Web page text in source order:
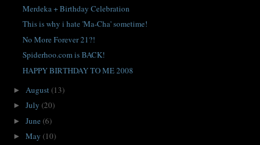
Merdeka + Birthday Celebration
This is why i hate 'Ma-Cha' sometime!
No More Forever 21?!
Spiderhoo.com is BACK!
HAPPY BIRTHDAY TO ME 2008
► August(13)
► July (20)
► June (6)
► May (10)